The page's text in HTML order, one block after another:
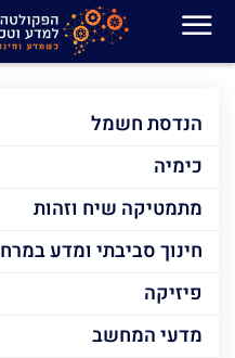
הוראה
והנדסה – SELA
הנדסת חשמל
כימיה
מתמטיקה שיח וזהות
חינוך סביבתי ומדע
פיזיקה
מדעי המחשב